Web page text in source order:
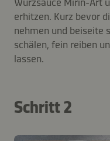
erhitzen. Kurz bevor
nehmen und beiseite
schälen, fein reiben
lassen.
Schritt 2